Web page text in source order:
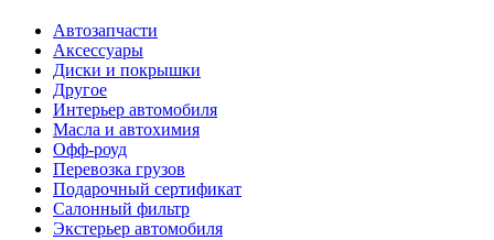
Автозапчасти
Аксессуары
Диски и покрышки
Другое
Интерьер автомобиля
Масла и автохимия
Офф-роуд
Перевозка грузов
Подарочный сертификат
Салонный фильтр
Экстерьер автомобиля